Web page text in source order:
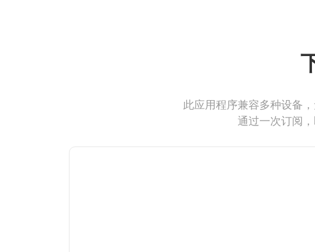
此应用程序兼容多种设备
通过一次订阅